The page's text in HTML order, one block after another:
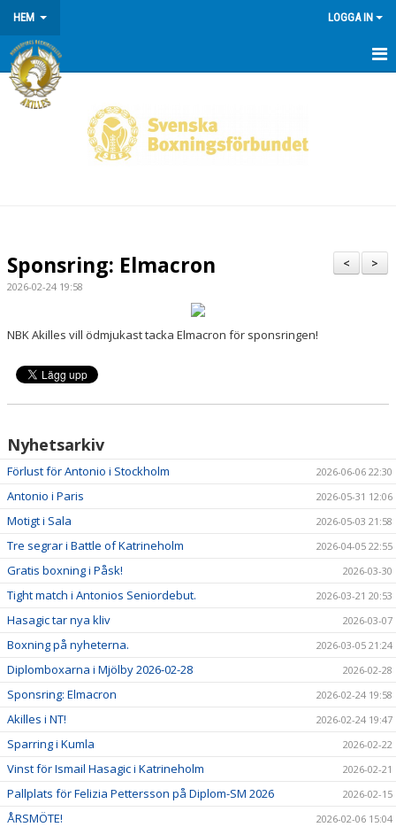
HEM LOGGA IN
HEM
>
<
Sponsring: Elmacron
2026-02-24 19:58
NBK Akilles vill ödmjukast tacka Elmacron för sponsringen!
Nyhetsarkiv
Förlust för Antonio i Stockholm 2026-06-06 22:30
Antonio i Paris 2026-05-31 12:06
Motigt i Sala 2026-05-03 21:58
Tre segrar i Battle of Katrineholm 2026-04-05 22:55
Gratis boxning i Påsk! 2026-03-30
Tight match i Antonios Seniordebut. 2026-03-21 20:53
Hasagic tar nya kliv 2026-03-07
Boxning på nyheterna. 2026-03-05 21:24
Diplomboxarna i Mjölby 2026-02-28 2026-02-28
Sponsring: Elmacron 2026-02-24 19:58
Akilles i NT! 2026-02-24 19:47
Sparring i Kumla 2026-02-22
Vinst för Ismail Hasagic i Katrineholm 2026-02-21
Pallplats för Felizia Pettersson på Diplom-SM 2026 2026-02-15
ÅRSMÖTE! 2026-02-06 15:04